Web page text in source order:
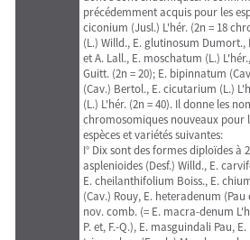
précédemment acquis pour les
ciconium (Jusl.) L'hér. (2n = 18
(L.) Willd., E. glutinosum Dumort.,
et A. Lall., E. moschatum (L.)
Guitt. (2n = 20); E. bipinnatum
(Cav.) Bertol., E. cicutarium (L.)
(L.) L'hér. (2n = 40). Il donne les
chromosomiques nouveaux pour
espèces et variétés suivantes:
I° Dix sont des formes diploïdes à
asplenioides (Desf.) Willd., E.
E. cheilanthifolium Boiss., E.
(Cav.) Rouy, E. heteradenum
nov. comb. (= E. macra-denum
P. et, F.-Q.), E. masguindali Pau,